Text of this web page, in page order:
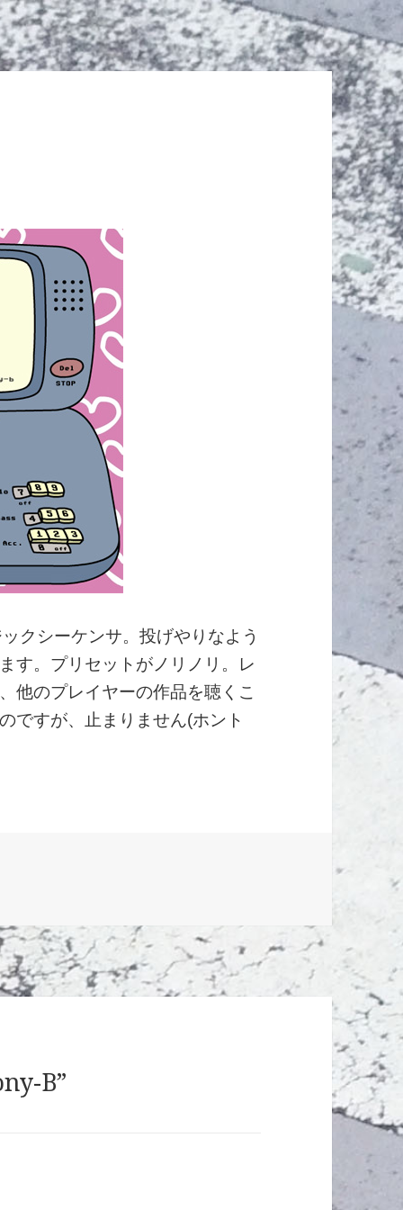
クシーケンサ。投げやりなよう
す。プリセットがノリノリ。レ
他のプレイヤーの作品を聴くこ
ですが、止まりません(ホント
B”